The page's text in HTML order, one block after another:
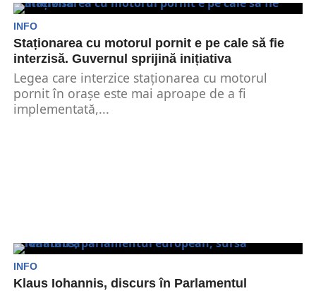
INFO
Staționarea cu motorul pornit e pe cale să fie
interzisă. Guvernul sprijină inițiativa
Legea care interzice staționarea cu motorul
pornit în orașe este mai aproape de a fi
implementată,...
INFO
Klaus Iohannis, discurs în Parlamentul